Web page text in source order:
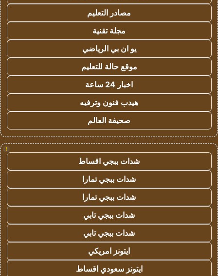
مصادر التعليم
مجلة تقنية
يو ان بي الرياضي
موقع حالة للتعليم
اخبار 24 ساعة
هيدب فنون وترفيه
صحيفة العالم
!
شدات ببجي اقساط
شدات ببجي تمارا
شدات ببجي تمارا
شدات ببجي تابي
شدات ببجي تابي
ايتونز امريكي
ايتونز سعودي اقساط